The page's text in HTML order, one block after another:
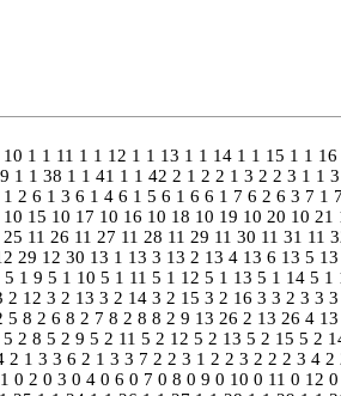
10 1 1 11 1 1 12 1 1 13 1 1 14 1 1 15 1 1 16
1 1 38 1 1 41 1 1 42 2 1 2 2 1 3 2 2 3 1 1
1 2 6 1 3 6 1 4 6 1 5 6 1 6 6 1 7 6 2 6 3 7 1
10 15 10 17 10 16 10 18 10 19 10 20 10 21
25 11 26 11 27 11 28 11 29 11 30 11 31 11
29 12 30 13 1 13 3 13 2 13 4 13 6 13 5
5 1 9 5 1 10 5 1 11 5 1 12 5 1 13 5 1 14 5 1
2 12 3 2 13 3 2 14 3 2 15 3 2 16 3 3 2 3 3 3
5 8 2 6 8 2 7 8 2 8 8 2 9 13 26 2 13 26 4
5 2 8 5 2 9 5 2 11 5 2 12 5 2 13 5 2 15 5 2
2 1 3 3 6 2 1 3 3 7 2 2 3 1 2 2 3 2 2 2 3 4 2
1 0 2 0 3 0 4 0 6 0 7 0 8 0 9 0 10 0 11 0 12 0